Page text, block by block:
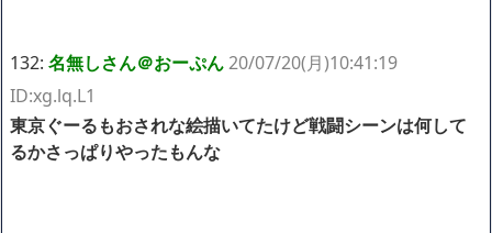
132: 名無しさん＠おーぷん20/07/20(月)10:41:19
ID:xg.lq.L1
東京ぐーるもおされな絵描いてたけど戦闘シーンは何して
るかさっぱりやったもんな